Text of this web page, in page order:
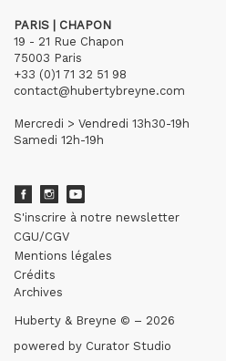
PARIS | CHAPON
19 - 21 Rue Chapon
75003 Paris
+33 (0)1 71 32 51 98
contact@hubertybreyne.com
Mercredi > Vendredi 13h30-19h
Samedi 12h-19h
S'inscrire à notre newsletter
CGU/CGV
Mentions légales
Crédits
Archives
Huberty & Breyne © – 2026
powered by Curator Studio